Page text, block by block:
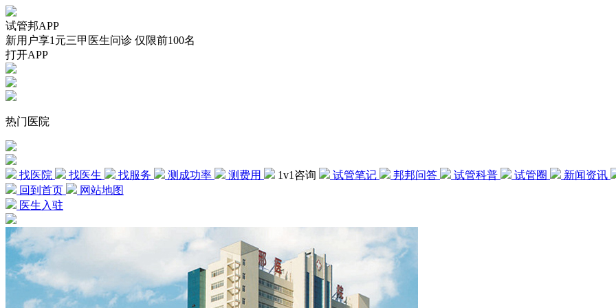
试管邦APP
新用户享1元三甲医生问诊 仅限前100名
打开APP
热门医院
找医院 找医生 找服务 测成功率 测费用 1v1咨询 试管笔记 邦邦问答 试管科普 试管圈
新闻资讯
回到首页
网站地图
医生入驻